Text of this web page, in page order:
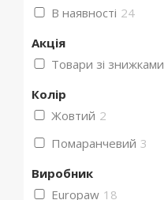
В наявності 24
Акція
Товари зі знижками
Колір
Жовтий 2
Помаранчевий 3
Виробник
Europaw 18